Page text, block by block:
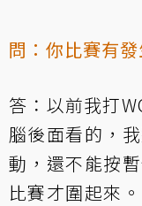
問：你比賽有
答：以前我打
腦後面看的，
動，還不能按
比賽才圍起來。